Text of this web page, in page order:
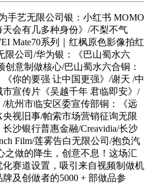
艺无限公司银：小红书 MOMO
会有几多种身份》/不梨不气
Mate70系列｜红枫原色影像拍红
限公司/华为银：《巴山蜀水六
意制做核心/巴山蜀水六合铜：
你的要强 让中国更强》/谢天 /中
宣传片《吴越千年 君临即安》/
杭州市临安区委宣传部铜：《远
视旧事/帕索市场营销征询无限
沙银行普惠金融/Creavidia/长沙
Film/莲雾告白无限公司/抱负汽
之做的降生，创意不息！这场汇
赛道设置，吸引来自视频制做机
及创做者的5000 + 部做品参